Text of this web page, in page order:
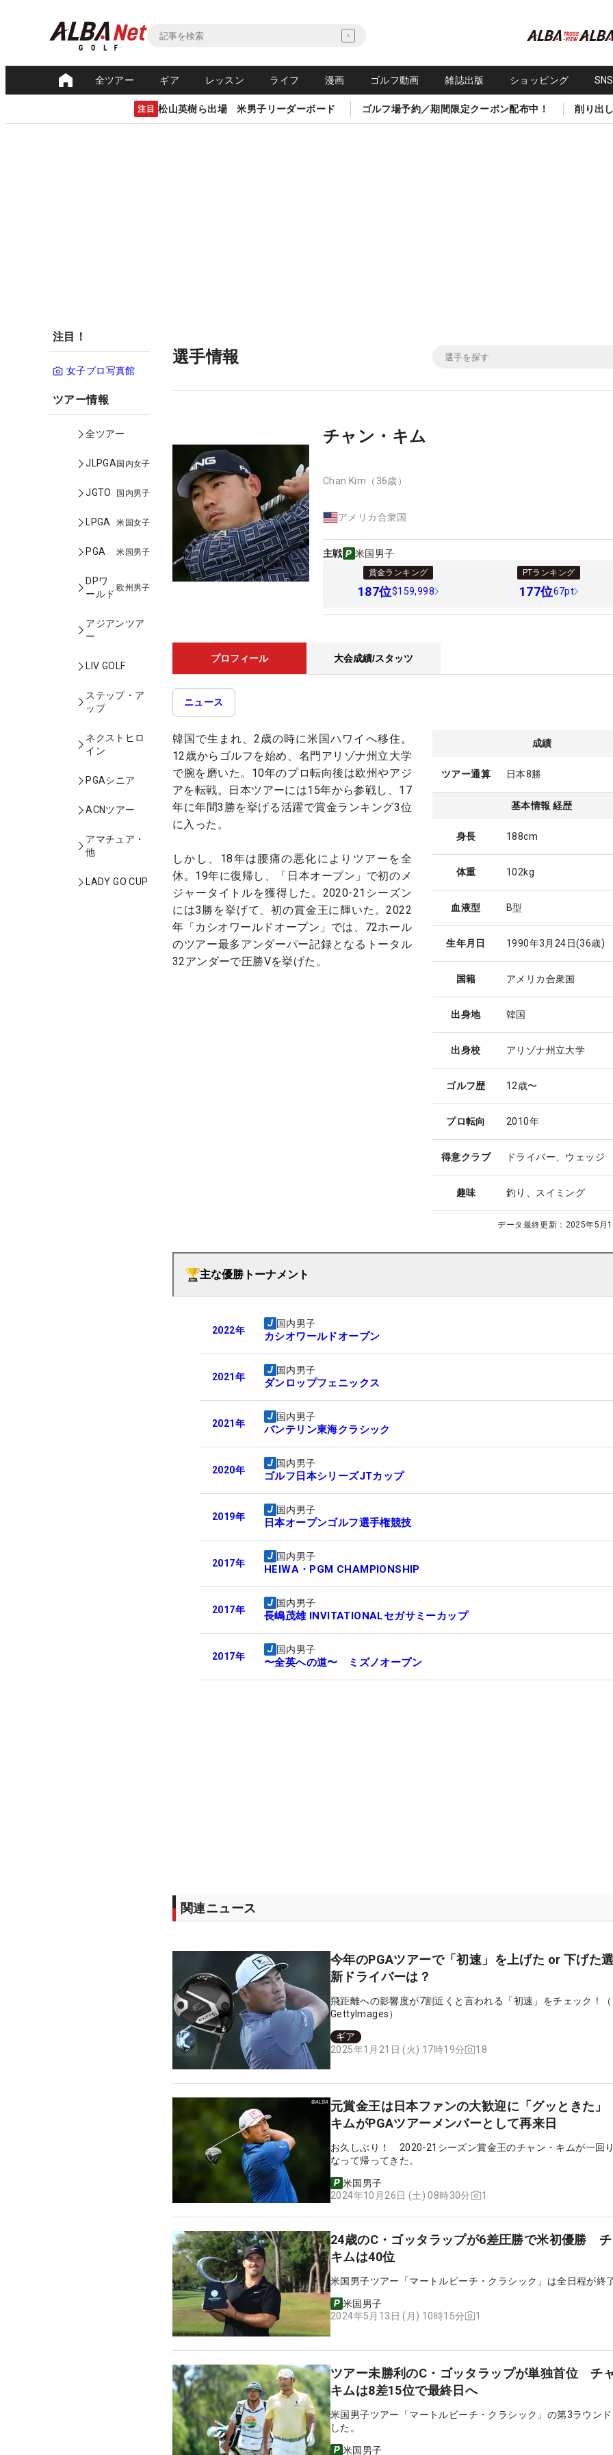
全ツアー ギア レッスン ライフ 漫画 ゴルフ動画 雑誌出版 ショッピング
注目 松山英樹ら出場 米男子リーダーボード ゴルフ場予約／期間限定クーポン配布中！ 削り出
注目！
女子プロ写真館
ツアー情報
全ツアー
JLPGA国内女子
JGTO 国内男子
LPGA 米国女子
PGA 米国男子
DPワ
ールド
欧州男子
アジアンツア
ー
LIV GOLF
ステップ・ア
ップ
ネクストヒロ
イン
PGAシニア
ACNツアー
アマチュア・
他
LADY GO CUP
選手情報
チャン・キム
Chan Kim （36歳）
アメリカ合衆国
主戦 米国男子
賞金ランキング
187位$159,998
PTランキング
177位67pt
プロフィール 大会成績/スタッツ
ニュース
成績
ツアー通算 日本8勝
基本情報 経歴
身長 188cm
体重 102kg
血液型 B型
生年月日 1990年3月24日(36歳)
国籍 アメリカ合衆国
出身地 韓国
出身校 アリゾナ州立大学
ゴルフ歴 12歳〜
プロ転向 2010年
得意クラブ ドライバー、ウェッジ
趣味 釣り、スイミング
データ最終更新： 2025年5月
韓国で生まれ、2歳の時に米国ハワイへ移住。
12歳からゴルフを始め、名門アリゾナ州立大学
で腕を磨いた。10年のプロ転向後は欧州やアジ
アを転戦。日本ツアーには15年から参戦し、17
年に年間3勝を挙げる活躍で賞金ランキング3位
に入った。
しかし、18年は腰痛の悪化によりツアーを全
休。19年に復帰し、「日本オープン」で初のメ
ジャータイトルを獲得した。2020-21シーズン
には3勝を挙げて、初の賞金王に輝いた。2022
年「カシオワールドオープン」では、72ホール
のツアー最多アンダーパー記録となるトータル
32アンダーで圧勝Vを挙げた。
主な優勝トーナメント
2022年
国内男子
カシオワールドオープン
2021年
国内男子
ダンロップフェニックス
2021年
国内男子
バンテリン東海クラシック
2020年
国内男子
ゴルフ日本シリーズJTカップ
2019年
国内男子
日本オープンゴルフ選手権競技
2017年
国内男子
HEIWA・PGM CHAMPIONSHIP
2017年
国内男子
長嶋茂雄 INVITATIONALセガサミーカップ
2017年
国内男子
〜全英への道〜 ミズノオープン
関連ニュース
今年のPGAツアーで「初速」を上げた or 下げた
新ドライバーは？
飛距離への影響度が7割近くと言われる「初速」をチェック！（
GettyImages）
ギア
2025年1月21日 (火) 17時19分
18
元賞金王は日本ファンの大歓迎に「グッときた
キムがPGAツアーメンバーとして再来日
お久しぶり！ 2020-21シーズン賞金王のチャン・キムが一回
なって帰ってきた。
米国男子
2024年10月26日 (土) 08時30分
1
24歳のC・ゴッタラップが6差圧勝で米初優勝 チ
キムは40位
米国男子ツアー「マートルビーチ・クラシック」は全日程が終
米国男子
2024年5月13日 (月) 10時15分
1
ツアー未勝利のC・ゴッタラップが単独首位 チ
キムは8差15位で最終日へ
米国男子ツアー「マートルビーチ・クラシック」の第3ラウンド
した。
米国男子